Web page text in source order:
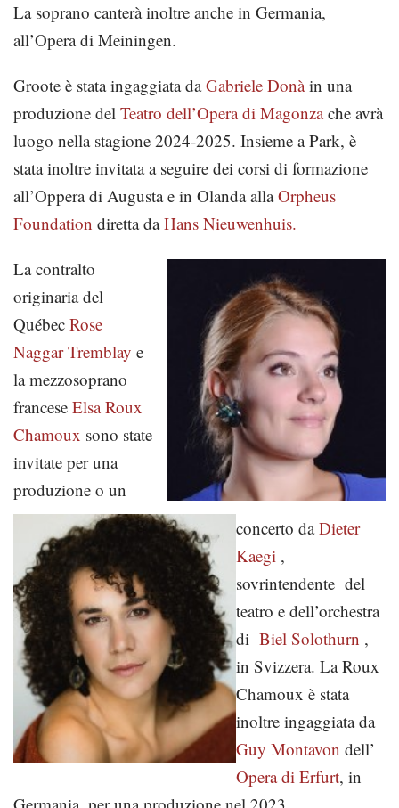
La soprano canterà inoltre anche in Germania,
all’Opera di Meiningen.
Groote è stata ingaggiata daGabriele Donàin una
produzione del Teatro dell’Opera di Magonzache avrà
luogo nella stagione 2024-2025. Insieme a Park, è
stata inoltre invitata a seguire dei corsi di formazione
all’Oppera di Augusta e in Olanda allaOrpheus
Foundation diretta daHans Nieuwenhuis.
La contralto
originaria del
Québec Rose
Naggar Tremblay e
la mezzosoprano
francese Elsa Roux
Chamoux sono state
invitate per una
produzione o un
concerto daDieter
Kaegi ,
sovrintendente del
teatro e dell’orchestra
di Biel Solothurn ,
in Svizzera. La Roux
Chamoux è stata
inoltre ingaggiata da
Guy Montavon dell’
Opera di Erfurt, in